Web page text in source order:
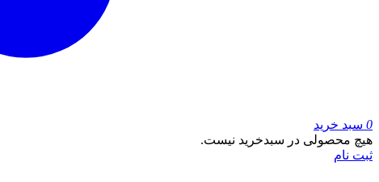
0 سبد خرید
هیچ محصولی در سبدخرید نیست.
ثبت نام